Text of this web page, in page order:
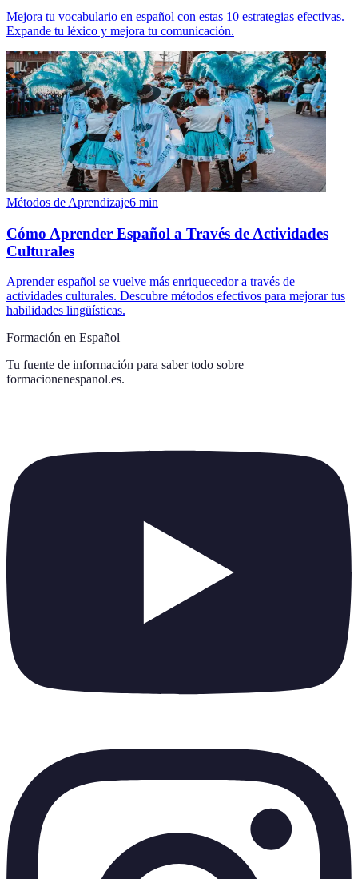
Mejora tu vocabulario en español con estas 10 estrategias efectivas.
Expande tu léxico y mejora tu comunicación.
Métodos de Aprendizaje6 min
Cómo Aprender Español a Través de Actividades
Culturales
Aprender español se vuelve más enriquecedor a través de
actividades culturales. Descubre métodos efectivos para mejorar tus
habilidades lingüísticas.
Formación en Español
Tu fuente de información para saber todo sobre
formacionenespanol.es.